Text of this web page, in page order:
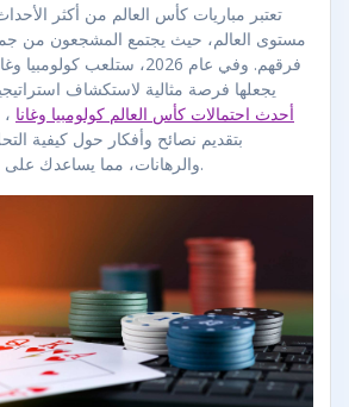
تعتبر مباريات كأس العالم من أكثر
مستوى العالم، حيث يجتمع المشجعون من
فرقهم. وفي عام 2026، ستلعب
يجعلها فرصة مثالية لاستكشاف
أحدث احتمالات كأس العالم كولومبيا وغانا
بتقديم نصائح وأفكار حول كيفية
والرهانات، مما يساعدك على اتخاذ قرارات مستنيرة.